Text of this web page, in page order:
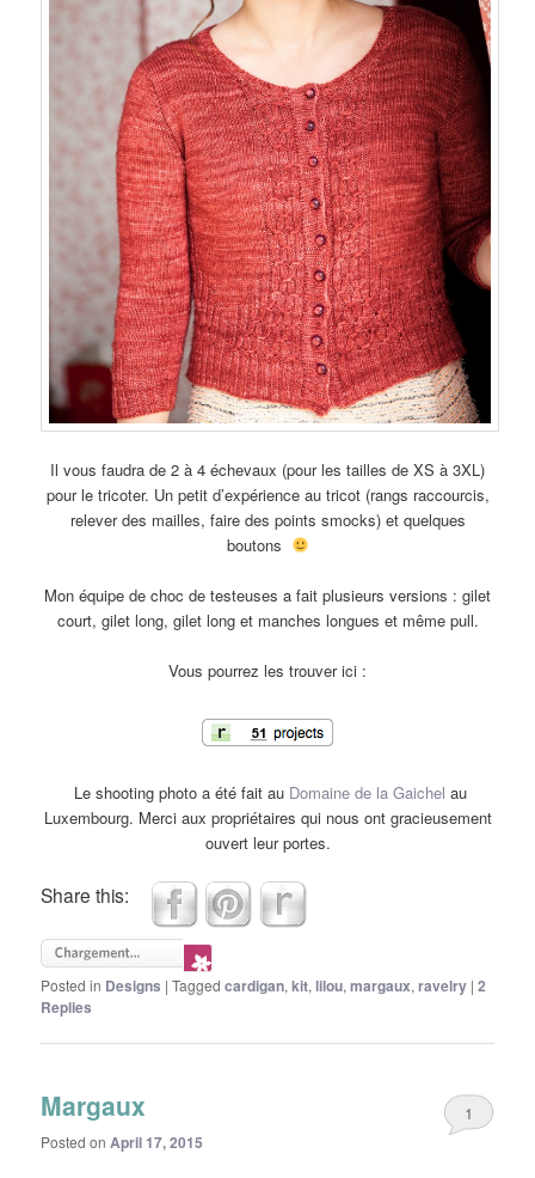
Il vous faudra de 2 à 4 échevaux (pour les tailles de XS à 3XL)
pour le tricoter. Un petit d’expérience au tricot (rangs raccourcis,
relever des mailles, faire des points smocks) et quelques
boutons
Mon équipe de choc de testeuses a fait plusieurs versions : gilet
court, gilet long, gilet long et manches longues et même pull.
Vous pourrez les trouver ici :
Le shooting photo a été fait au Domaine de la Gaichel au
Luxembourg. Merci aux propriétaires qui nous ont gracieusement
ouvert leur portes.
Share this:
Posted in Designs |Tagged cardigan,kit,lilou,margaux,ravelry |2
Replies
Margaux
Posted on April 17, 2015
1